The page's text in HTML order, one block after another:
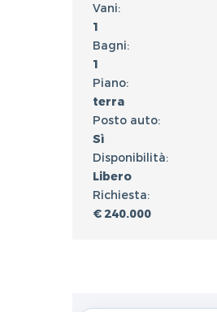
Vani:
1
Bagni:
1
Piano:
terra
Posto auto:
Sì
Disponibilità:
Libero
Richiesta:
€ 240.000